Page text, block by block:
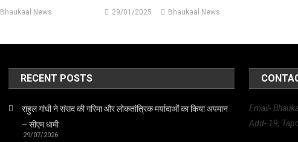
Bhaukaal News 29/01/2025 Bhaukaal News
RECENT POSTS
राहुल गांधी ने संसद की गरिमा और लोकतांत्रिक मर्यादाओं का किया अपमान
– सीएम धामी
29/07/2026
Email-
Add- 19,